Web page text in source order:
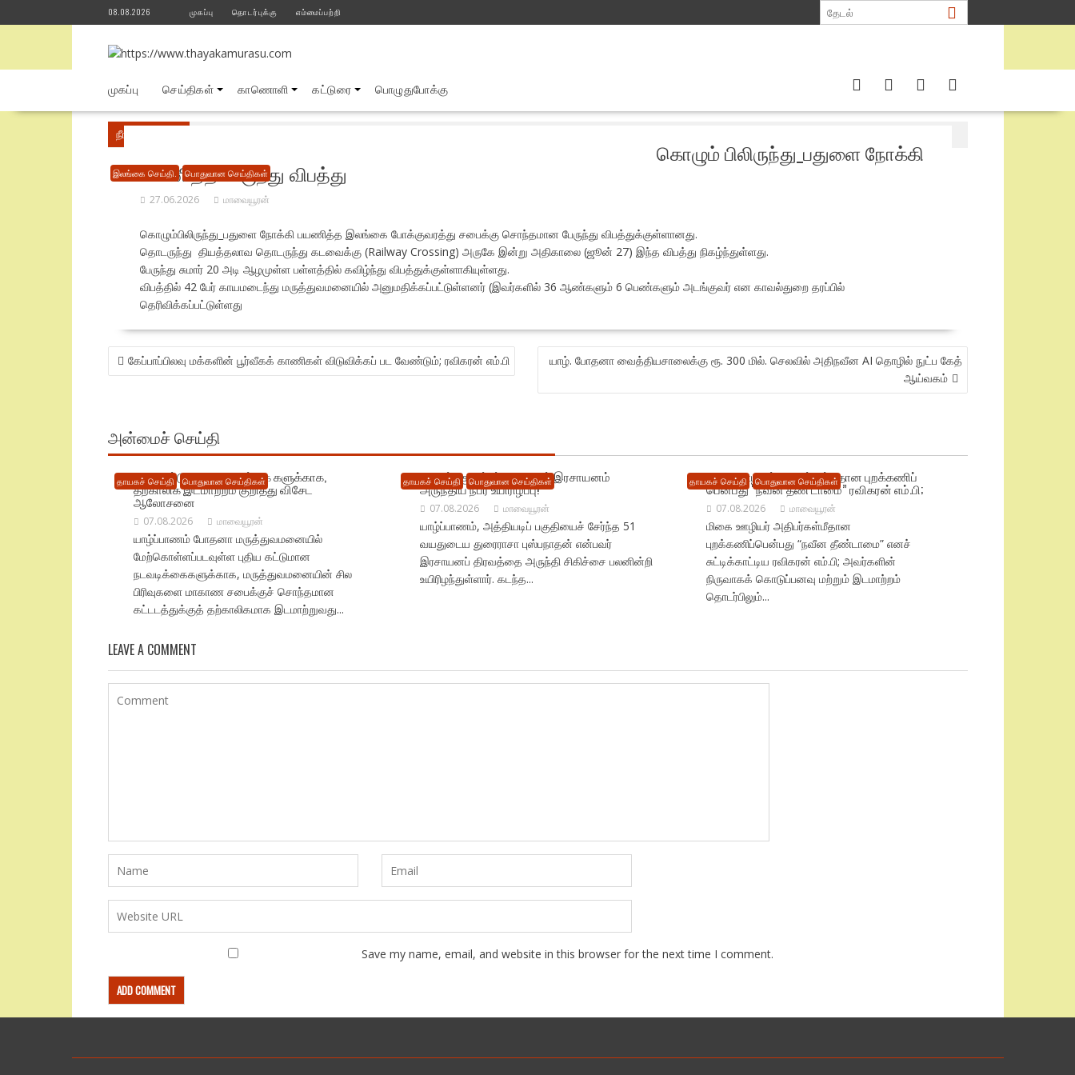
to
08.08.2026 முகப்பு தொடர்புக்கு எம்மைப்பற்றி
முகப்பு செய்திகள் காணொளி கட்டுரை பொழுதுபோக்கு
நீங்கள் இங்கே
இலங்கை செய்தி. பொதுவான செய்திகள்
கொழும் பிலிருந்து_பதுளை நோக்கி
பயணித்த பேருந்து விபத்து
27.06.2026 மாவையூரன்
கொழும்பிலிருந்து_பதுளை நோக்கி பயணித்த இலங்கை போக்குவரத்து சபைக்கு சொந்தமான பேருந்து விபத்துக்குள்ளானது.
தொடருந்து தியத்தலாவ தொடருந்து கடவைக்கு (Railway Crossing) அருகே இன்று அதிகாலை (ஜூன் 27) இந்த விபத்து நிகழ்ந்துள்ளது.
பேருந்து சுமார் 20 அடி ஆழமுள்ள பள்ளத்தில் கவிழ்ந்து விபத்துக்குள்ளாகியுள்ளது.
விபத்தில் 42 பேர் காயமடைந்து மருத்துவமனையில் அனுமதிக்கப்பட்டுள்ளனர் (இவர்களில் 36 ஆண்களும் 6 பெண்களும் அடங்குவர் என காவல்துறை தரப்பில்
தெரிவிக்கப்பட்டுள்ளது
POST
NAVIGATION
கேப்பாப்பிலவு மக்களின் பூர்வீகக் காணிகள் விடுவிக்கப் பட வேண்டும்; ரவிகரன் எம்.பி
யாழ். போதனா வைத்தியசாலைக்கு ரூ. 300 மில். செலவில் அதிநவீன AI தொழில் நுட்ப கேத்
ஆய்வகம்
அன்மைச் செய்தி
தாயகச் செய்தி பொதுவான செய்திகள்
புதிய கட்டுமான நடவடிக்கை களுக்காக,
தற்காலிக இடமாற்றம் குறித்து விசேட
ஆலோசனை
07.08.2026 மாவையூரன்
யாழ்ப்பாணம் போதனா மருத்துவமனையில்
மேற்கொள்ளப்படவுள்ள புதிய கட்டுமான
நடவடிக்கைகளுக்காக, மருத்துவமனையின் சில
பிரிவுகளை மாகாண சபைக்குச் சொந்தமான
கட்டடத்துக்குத் தற்காலிகமாக இடமாற்றுவது...
தாயகச் செய்தி பொதுவான செய்திகள்
யாழில் : குடும்பப் தகராறால் இரசாயனம்
அருந்திய நபர் உயிரிழப்பு!
07.08.2026 மாவையூரன்
யாழ்ப்பாணம், அத்தியடிப் பகுதியைச் சேர்ந்த 51
வயதுடைய துரைராசா புஸ்பநாதன் என்பவர்
இரசாயனப் திரவத்தை அருந்தி சிகிச்சை பலனின்றி
உயிரிழந்துள்ளார். கடந்த...
தாயகச் செய்தி பொதுவான செய்திகள்
மிகை ஊழியர் அதிபர்கள்மீதான புறக்கணிப்
பென்பது “நவீன தீண் டாமை” ரவிகரன் எம்.பி;
07.08.2026 மாவையூரன்
மிகை ஊழியர் அதிபர்கள்மீதான
புறக்கணிப்பென்பது “நவீன தீண்டாமை” எனச்
சுட்டிக்காட்டிய ரவிகரன் எம்.பி; அவர்களின்
நிருவாகக் கொடுப்பனவு மற்றும் இடமாற்றம்
தொடர்பிலும்...
LEAVE A COMMENT
Save my name, email, and website in this browser for the next time I comment.